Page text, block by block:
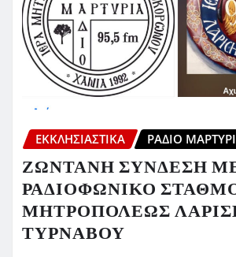
ΕΚΚΛΗΣΙΑΣΤΙΚΆ ΡΆΔΙΟ
ΖΩΝΤΑΝΗ ΣΥΝΔΕΣΗ
ΡΑΔΙΟΦΩΝΙΚΟ
ΜΗΤΡΟΠΟΛΕΩΣ
ΤΥΡΝΑΒΟΥ